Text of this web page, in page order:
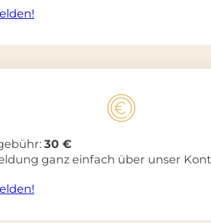
30 €
ganz einfach über unser